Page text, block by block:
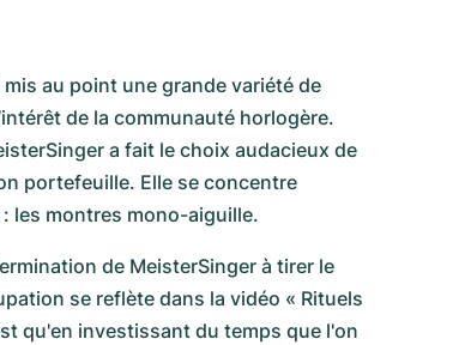
au point une grande variété de
de la communauté horlogère.
a fait le choix audacieux de
portefeuille. Elle se concentre
les montres mono-aiguille.
de MeisterSinger à tirer le
se reflète dans la vidéo « Rituels
qu'en investissant du temps que l'on